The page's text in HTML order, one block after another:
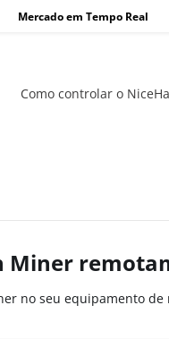
Mercado em Tempo Real
Como controlar o
Miner
no seu equipamento